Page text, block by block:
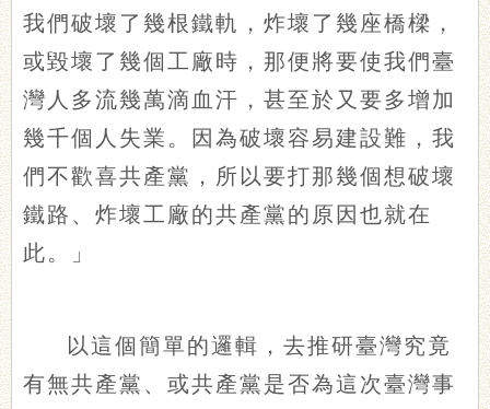
我們破壞了幾根鐵軌，炸壞了幾座橋樑，
或毀壞了幾個工廠時，那便將要使我們臺
灣人多流幾萬滴血汗，甚至於又要多增加
幾千個人失業。因為破壞容易建設難，我
們不歡喜共產黨，所以要打那幾個想破壞
鐵路、炸壞工廠的共產黨的原因也就在
此。」
以這個簡單的邏輯，去推研臺灣究竟
有無共產黨、或共產黨是否為這次臺灣事